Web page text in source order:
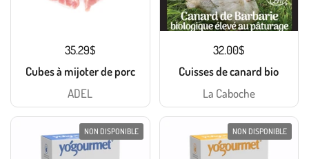
35.29$
Cubes à mijoter de porc
ADEL
32.00$
Cuisses de canard bio
La Caboche
NON DISPONIBLE NON DISPONIBLE